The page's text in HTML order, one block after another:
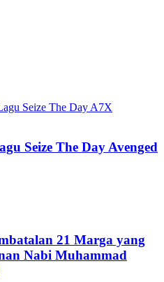
Seize The Day Avenged
21 Marga yang
Nabi Muhammad